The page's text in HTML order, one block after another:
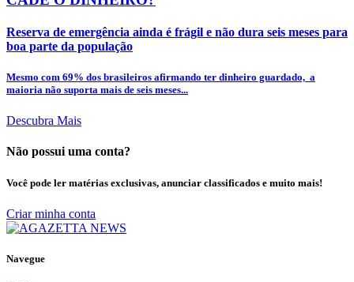
Reserva de emergência ainda é frágil e não dura seis meses para
boa parte da população
Mesmo com 69% dos brasileiros afirmando ter dinheiro guardado, a
maioria não suporta mais de seis meses...
Descubra Mais
Não possui uma conta?
Você pode ler matérias exclusivas, anunciar classificados e muito mais!
Criar minha conta
Navegue